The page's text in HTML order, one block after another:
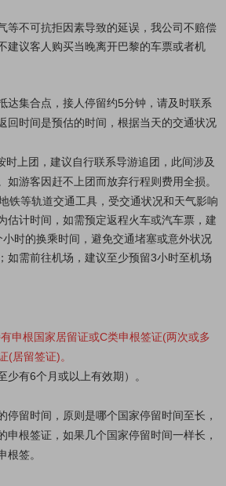
等不可抗拒因素导致的延误，我公司不赔偿
建议客人购买当晚离开巴黎的车票或者机
达集合点，接人停留约5分钟，请及时联系
回时间是预估的时间，根据当天的交通状况
时上团，建议自行联系导游追团，此间涉及
如游客因赶不上团而放弃行程则费用全损。
铁等轨道交通工具，受交通状况和天气影响
估计时间，如需预定返程火车或汽车票，建
时的换乘时间，避免交通堵塞或意外状况
如需前往机场，建议至少预留3小时至机场
申根国家居留证或C类申根签证(两次或多
(居留签证)。
少有6个月或以上有效期）。
停留时间，原则是哪个国家停留时间至长，
申根签证，如果几个国家停留时间一样长，
根签。